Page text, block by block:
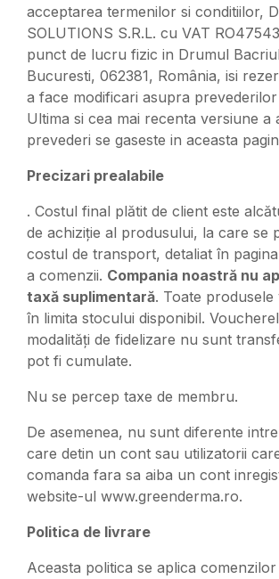
acceptarea termenilor si conditiilor,
SOLUTIONS S.R.L. cu VAT
punct de lucru fizic in Drumul
Bucuresti, 062381, România, isi
a face modificari asupra prevederilor
Ultima si cea mai recenta versiune a
prevederi se gaseste in aceasta
Precizari prealabile
. Costul final plătit de client este
de achiziție al produsului, la care se
costul de transport, detaliat în
a comenzii. Compania noastră nu
taxă suplimentară. Toate
în limita stocului disponibil.
modalități de fidelizare nu sunt
pot fi cumulate.
Nu se percep taxe de membru.
De asemenea, nu sunt diferente
care detin un cont sau utilizatorii
comanda fara sa aiba un cont
website-ul www.greenderma.ro.
Politica de livrare
Aceasta politica se aplica